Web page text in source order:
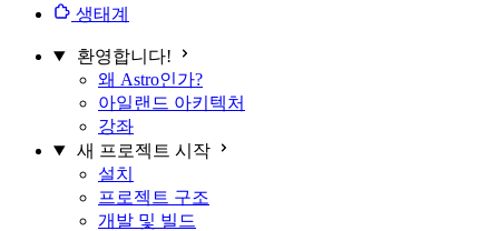
생태계
환영합니다!
왜 Astro인가?
아일랜드 아키텍처
강좌
새 프로젝트 시작
설치
프로젝트 구조
개발 및 빌드